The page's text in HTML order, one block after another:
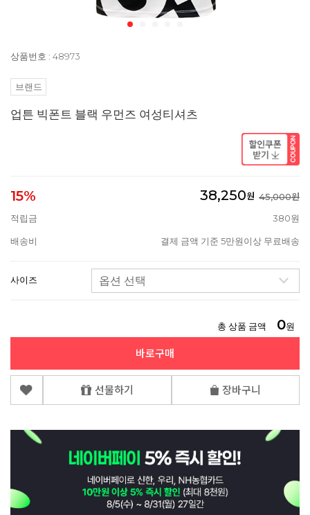
상품번호 : 48973
브랜드
업튼 빅폰트 블랙 우먼즈 여성티셔츠
15% 38,250원 45,000원
적립금
380원
배송비 결제 금액 기준 5만원이상 무료배송
사이즈
총 상품 금액 0원
바로구매
선물하기 장바구니